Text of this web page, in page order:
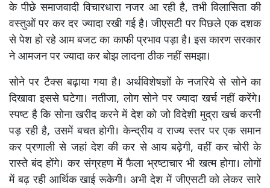
के पीछे समाजवादी विचारधारा नजर आ रही है, तभी विलासिता की
वस्तुओं पर कर दर ज्यादा रखी गई है। जीएसटी पर पिछले एक दशक
से पेश हो रहे आम बजट का काफी प्रभाव पड़ा है। इस कारण सरकार
ने आमजन पर ज्यादा कर बोझ लादना ठीक नहीं समझा।
सोने पर टैक्स बढ़ाया गया है। अर्थविशेषज्ञों के नजरिये से सोने का
दिखावा इससे घटेगा। नतीजा, लोग सोने पर ज्यादा खर्च नहीं करेंगे।
स्पष्ट है कि सोना खरीद करने में देश को जो विदेशी मुद्रा खर्च करनी
पड़ रही है, उसमें बचत होगी। केन्द्रीय व राज्य स्तर पर एक समान
कर प्रणाली से जहां देश की कर से आय बढ़ेगी, वहीं कर चोरी के
रास्ते बंद होंगे। कर संग्रहण में फैला भ्रष्टाचार भी खत्म होगा। लोगों
में बढ़ रही आर्थिक खाई रूकेगी। अभी देश में जीएसटी को लेकर सारे